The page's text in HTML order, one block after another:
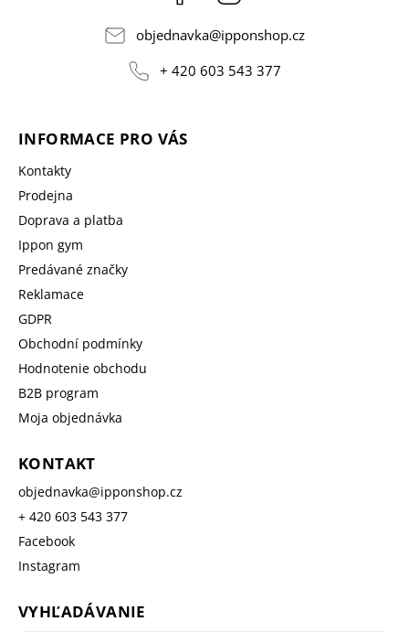
objednavka@ipponshop.cz
+ 420 603 543 377
INFORMACE PRO VÁS
Kontakty
Prodejna
Doprava a platba
Ippon gym
Predávané značky
Reklamace
GDPR
Obchodní podmínky
Hodnotenie obchodu
B2B program
Moja objednávka
KONTAKT
objednavka@ipponshop.cz
+ 420 603 543 377
Facebook
Instagram
VYHĽADÁVANIE